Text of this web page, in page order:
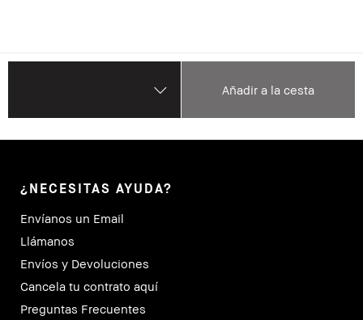
Añadir a la cesta
¿NECESITAS AYUDA?
Envíanos un Email
Llámanos
Envíos y Devoluciones
Cancela tu contrato aquí
Preguntas Frecuentes